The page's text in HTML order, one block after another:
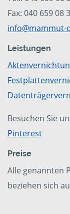
Fax: 040 659 08
info@mammut-
Leistungen
Besuchen Sie
Pinterest
Preise
Alle genannten
beziehen sich